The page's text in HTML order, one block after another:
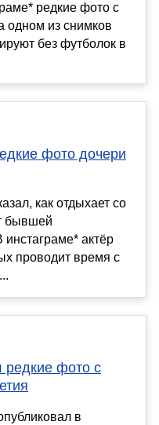
редкие фото с
одном из снимков
без футболок в
фото дочери
как отдыхает со
бывшей
актёр
проводит время с
редкие фото с
в